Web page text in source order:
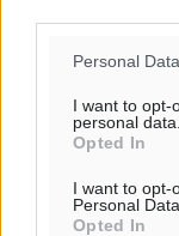
Personal
I want to opt-
personal data.
Opted In
I want to opt-
Personal Data.
Opted In